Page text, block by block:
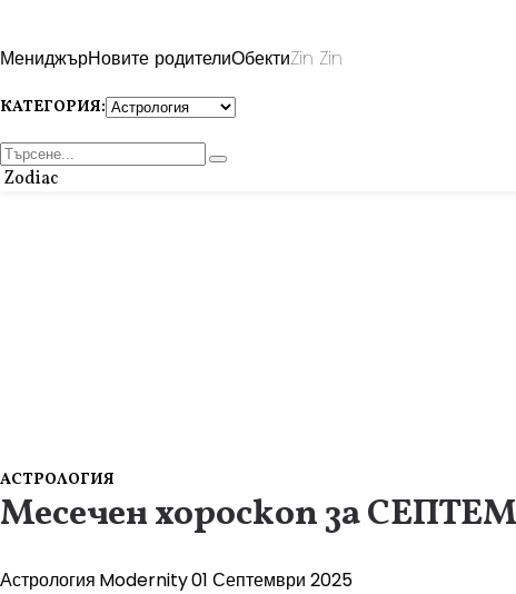
МениджърНовите родителиОбектиZin Zin
КАТЕГОРИЯ:
Zodiac
АСТРОЛОГИЯ
Месечен хороскоп за
Астрология Modernity01 Септември 2025